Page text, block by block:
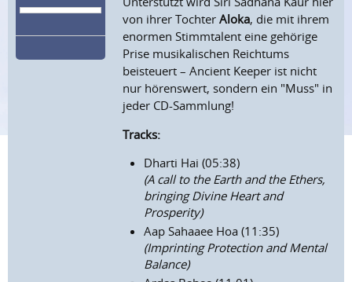
von ihrer TochterAloka, die mit ihrem
enormen Stimmtalent eine gehörige
Prise musikalischen Reichtums
beisteuert – Ancient Keeper ist nicht
nur hörenswert, sondern ein "Muss" in
jeder CD-Sammlung!
Tracks:
Dharti Hai (05:38)
(A call to the Earth and the Ethers,
bringing Divine Heart and
Prosperity)
Aap Sahaaee Hoa (11:35)
(Imprinting Protection and Mental
Balance)